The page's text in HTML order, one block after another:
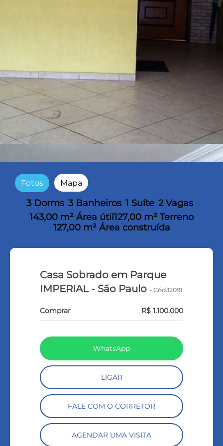
Fotos Mapa
3 Dorms 3 Banheiros 1 Suíte 2 Vagas
143,00 m² Área útil 127,00 m² Terreno
127,00 m² Área construída
Casa Sobrado em Parque
IMPERIAL - São Paulo - Cód.12091
Comprar R$ 1.100.000
WhatsApp
LIGAR
FALE COM O CORRETOR
AGENDAR UMA VISITA